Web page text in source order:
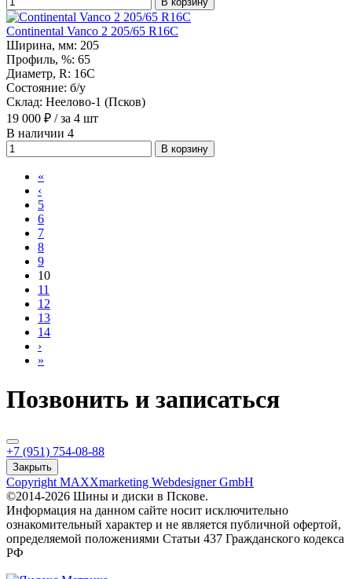
Continental Vanco 2 205/65 R16C
Ширина, мм: 205
Профиль, %: 65
Диаметр, R: 16С
Состояние: б/у
Склад: Неелово-1 (Псков)
19 000 ₽ / за 4 шт
В наличии 4
В корзину
«
‹
5
6
7
8
9
10
11
12
13
14
›
»
Позвонить и записаться
+7 (951) 754-08-88
Закрыть
Copyright MAXXmarketing Webdesigner GmbH
©2014-2026 Шины и диски в Пскове.
Информация на данном сайте носит исключительно
ознакомительный характер и не является публичной офертой,
определяемой положениями Статьи 437 Гражданского кодекса
РФ